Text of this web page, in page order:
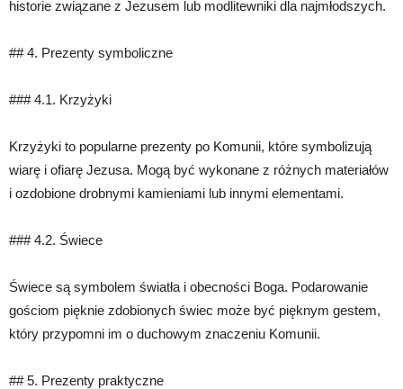
historie związane z Jezusem lub modlitewniki dla najmłodszych.
## 4. Prezenty symboliczne
### 4.1. Krzyżyki
Krzyżyki to popularne prezenty po Komunii, które symbolizują
wiarę i ofiarę Jezusa. Mogą być wykonane z różnych materiałów
i ozdobione drobnymi kamieniami lub innymi elementami.
### 4.2. Świece
Świece są symbolem światła i obecności Boga. Podarowanie
gościom pięknie zdobionych świec może być pięknym gestem,
który przypomni im o duchowym znaczeniu Komunii.
## 5. Prezenty praktyczne